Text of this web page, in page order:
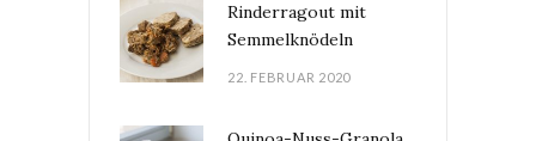
Rinderragout mit
Semmelknödeln
22. FEBRUAR 2020